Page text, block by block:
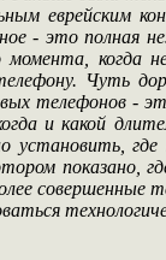
еврейским
- это полная
когда
Чуть
телефонов -
и какой
где
показано,
совершенные